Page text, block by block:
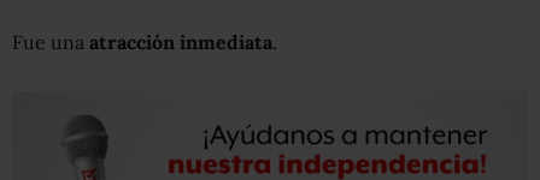
Fue una atracción inmediata.